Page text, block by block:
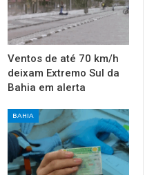
Ventos de até 70 km/h
deixam Extremo Sul da
Bahia em alerta
BAHIA